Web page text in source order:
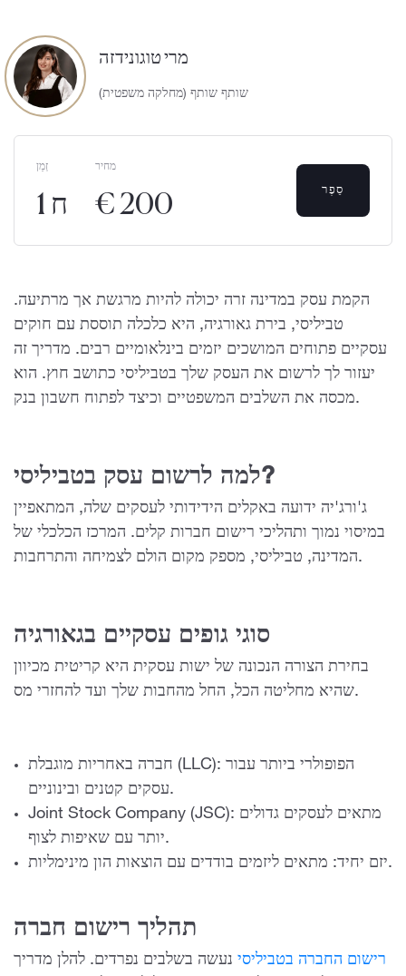
מרי טוגונידזה
שותף שותף (מחלקה משפטית)
זְמַן
1 ח
מחיר
€ 200
סֵפֶר
הקמת עסק במדינה זרה יכולה להיות מרגשת אך מרתיעה.
טביליסי, בירת גאורגיה, היא כלכלה תוססת עם חוקים
עסקיים פתוחים המושכים יזמים בינלאומיים רבים. מדריך זה
יעזור לך לרשום את העסק שלך בטביליסי כתושב חוץ. הוא
מכסה את השלבים המשפטיים וכיצד לפתוח חשבון בנק.
למה לרשום עסק בטביליסי?
ג'ורג'יה ידועה באקלים הידידותי לעסקים שלה, המתאפיין
במיסוי נמוך ותהליכי רישום חברות קלים. המרכז הכלכלי של
המדינה, טביליסי, מספק מקום הולם לצמיחה והתרחבות.
סוגי גופים עסקיים בגאורגיה
בחירת הצורה הנכונה של ישות עסקית היא קריטית מכיוון
שהיא מחליטה הכל, החל מהחבות שלך ועד להחזרי מס.
חברה באחריות מוגבלת (LLC): הפופולרי ביותר עבור
עסקים קטנים ובינוניים.
Joint Stock Company (JSC): מתאים לעסקים גדולים
יותר עם שאיפות לצוף.
יזם יחיד: מתאים ליזמים בודדים עם הוצאות הון מינימליות.
תהליך רישום חברה
רישום החברה בטביליסי נעשה בשלבים נפרדים. להלן מדריך